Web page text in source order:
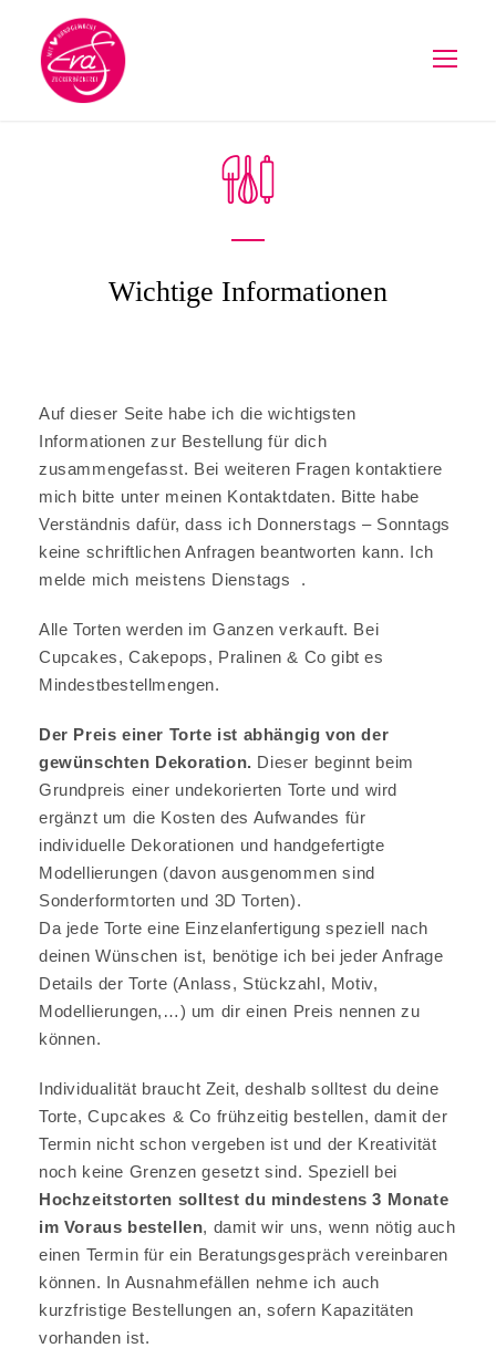
Wichtige Informationen
Auf dieser Seite habe ich die wichtigsten
Informationen zur Bestellung für dich
zusammengefasst. Bei weiteren Fragen kontaktiere
mich bitte unter meinen Kontaktdaten. Bitte habe
Verständnis dafür, dass ich Donnerstags – Sonntags
keine schriftlichen Anfragen beantworten kann. Ich
melde mich meistens Dienstags .
Alle Torten werden im Ganzen verkauft. Bei
Cupcakes, Cakepops, Pralinen & Co gibt es
Mindestbestellmengen.
Der Preis einer Torte ist abhängig von der
gewünschten Dekoration. Dieser beginnt beim
Grundpreis einer undekorierten Torte und wird
ergänzt um die Kosten des Aufwandes für
individuelle Dekorationen und handgefertigte
Modellierungen (davon ausgenommen sind
Sonderformtorten und 3D Torten).
Da jede Torte eine Einzelanfertigung speziell nach
deinen Wünschen ist, benötige ich bei jeder Anfrage
Details der Torte (Anlass, Stückzahl, Motiv,
Modellierungen,…) um dir einen Preis nennen zu
können.
Individualität braucht Zeit, deshalb solltest du deine
Torte, Cupcakes & Co frühzeitig bestellen, damit der
Termin nicht schon vergeben ist und der Kreativität
noch keine Grenzen gesetzt sind. Speziell bei
Hochzeitstorten solltest du mindestens 3 Monate
im Voraus bestellen, damit wir uns, wenn nötig auch
einen Termin für ein Beratungsgespräch vereinbaren
können. In Ausnahmefällen nehme ich auch
kurzfristige Bestellungen an, sofern Kapazitäten
vorhanden ist.